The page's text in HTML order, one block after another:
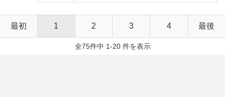
最初 1 2 3 4 最後
全75件中 1-20 件を表示